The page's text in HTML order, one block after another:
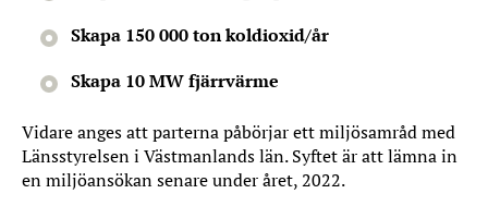
Skapa 150 000 ton koldioxid/år
Skapa 10 MW fjärrvärme
Vidare anges att parterna påbörjar ett miljösamråd med
Länsstyrelsen i Västmanlands län. Syftet är att lämna in
en miljöansökan senare under året, 2022.